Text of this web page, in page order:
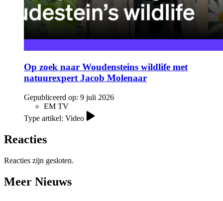
Op zoek naar Woudensteins wildlife met
natuurexpert Jacob Molenaar
Gepubliceerd op: 9 juli 2026
EM TV
Type artikel: Video
Reacties
Reacties zijn gesloten.
Meer Nieuws